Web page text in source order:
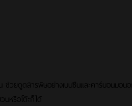
วยดูดสารพิษอย่างเบนซีนและคาร์บอนมอ
นหรือโต๊ะก็ได้